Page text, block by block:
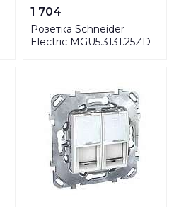
1 704
Розетка Schneider
Electric MGU5.3131.25ZD